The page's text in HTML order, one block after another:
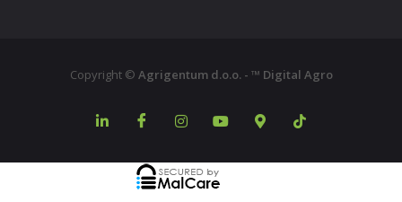
Copyright © Agrigentum d.o.o. - ™ Digital Agro